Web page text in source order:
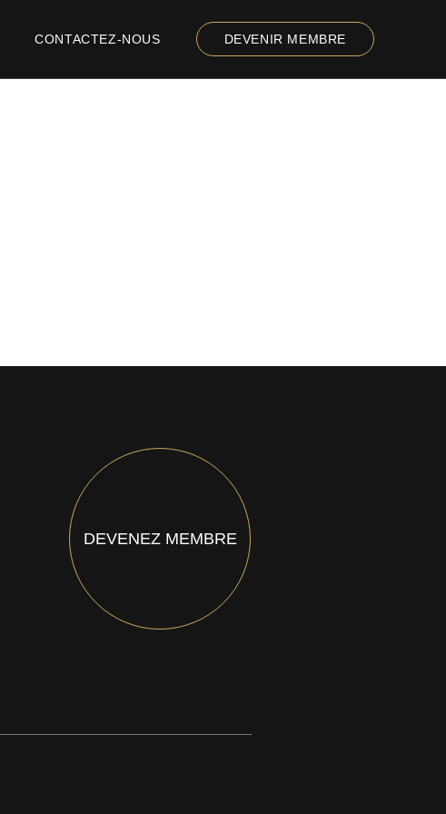
CONTACTEZ-NOUS DEVENIR MEMBRE
DEVENEZ MEMBRE